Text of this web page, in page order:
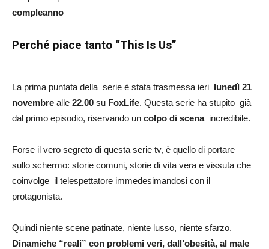
compleanno
Perché piace tanto “This Is Us”
La prima puntata della serie è stata trasmessa ieri lunedì 21
novembre alle 22.00 su FoxLife. Questa serie ha stupito già
dal primo episodio, riservando un colpo di scenaincredibile.
Forse il vero segreto di questa serie tv, è quello di portare
sullo schermo: storie comuni, storie di vita vera e vissuta che
coinvolge il telespettatore immedesimandosi con il
protagonista.
Quindi niente scene patinate, niente lusso, niente sfarzo.
Dinamiche “reali” con problemi veri, dall’obesità, al male